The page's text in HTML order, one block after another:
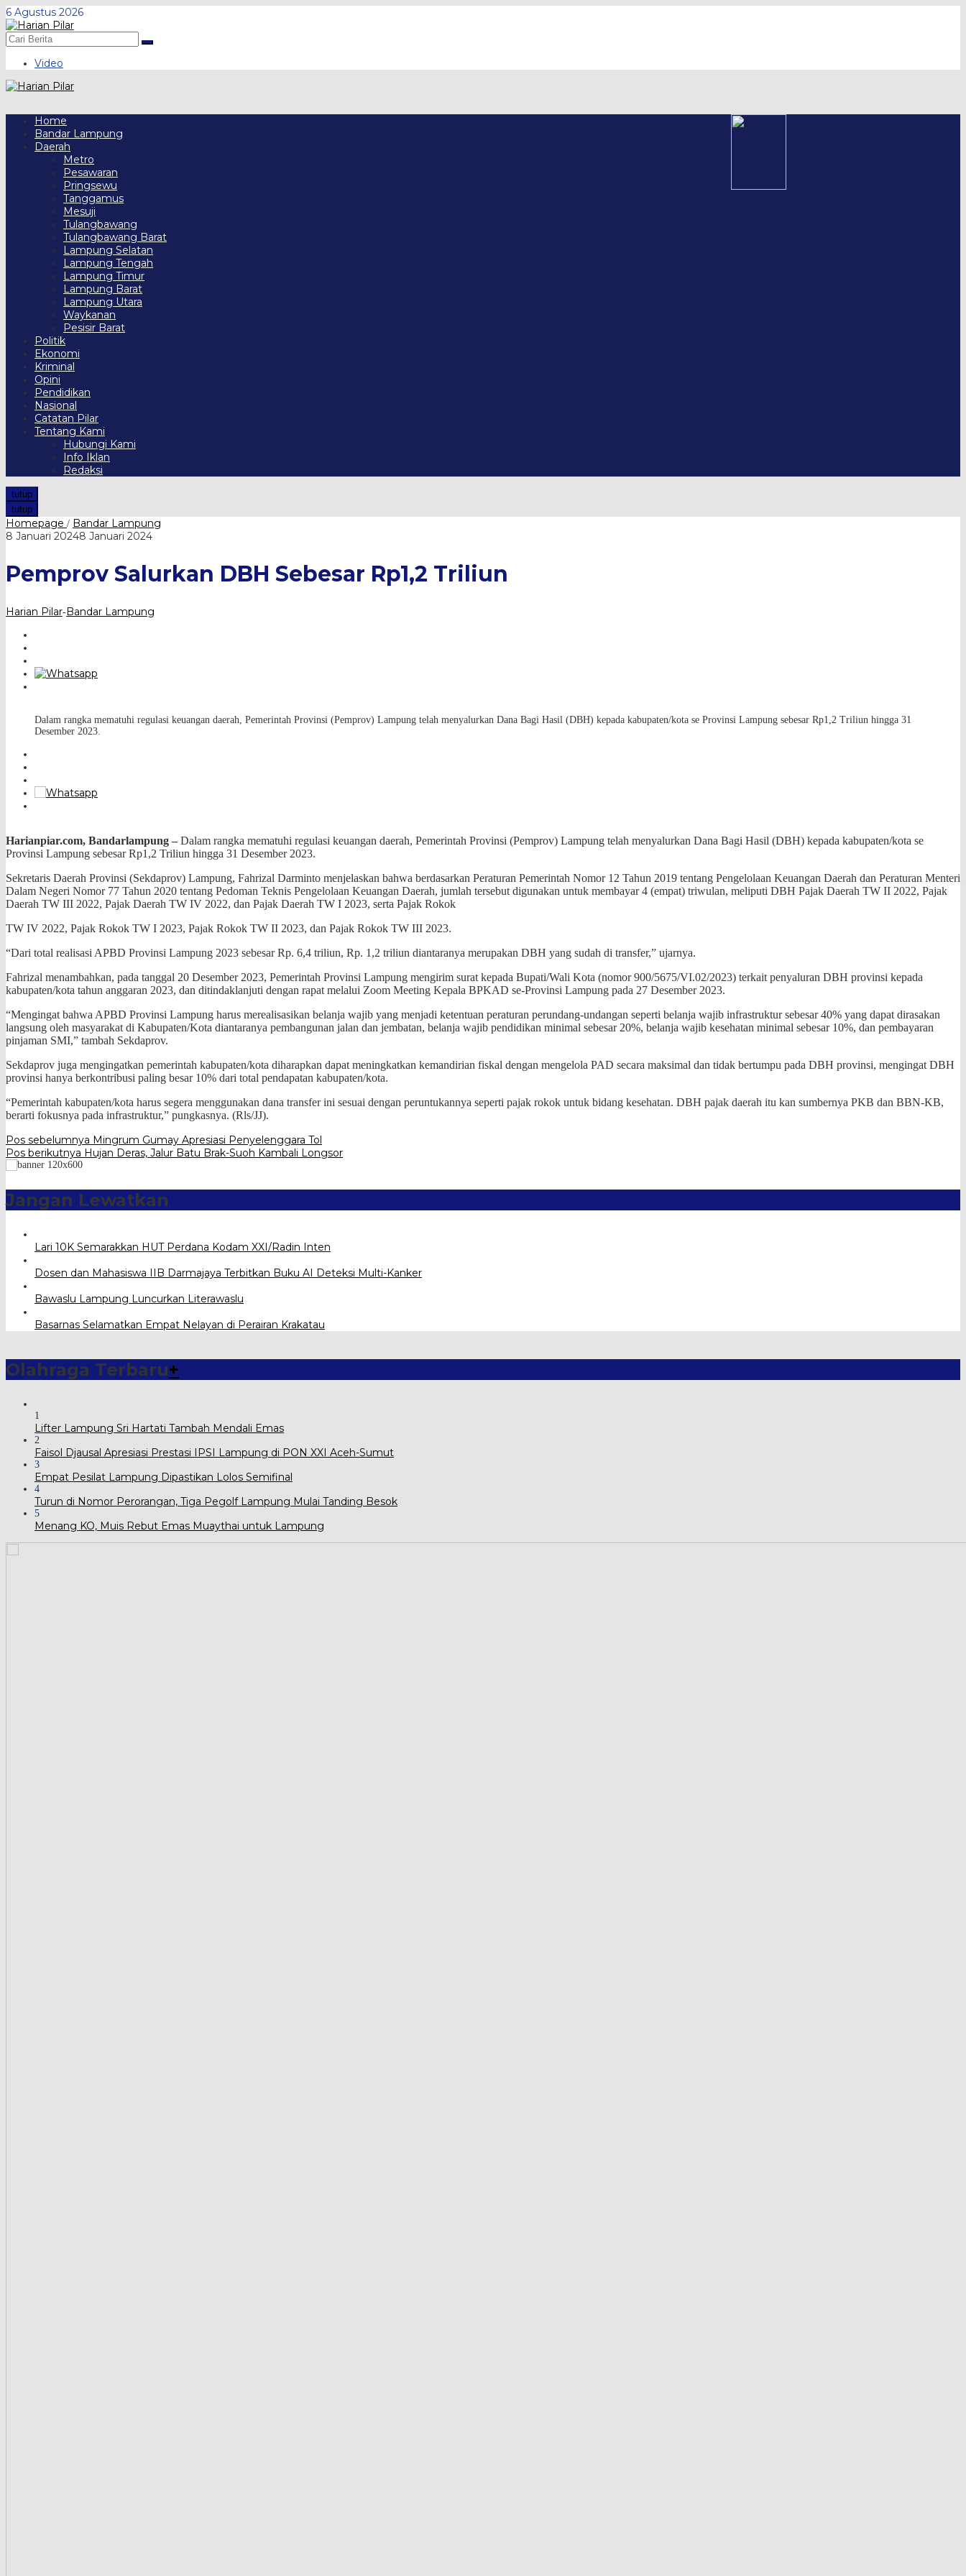
Skip
to
content
6 Agustus 2026
Video
Home
Bandar Lampung
Daerah
Metro
Pesawaran
Pringsewu
Tanggamus
Mesuji
Tulangbawang
Tulangbawang Barat
Lampung Selatan
Lampung Tengah
Lampung Timur
Lampung Barat
Lampung Utara
Waykanan
Pesisir Barat
Politik
Ekonomi
Kriminal
Opini
Pendidikan
Nasional
Catatan Pilar
Tentang Kami
Hubungi Kami
Info Iklan
Redaksi
tutup
tutup
Homepage / Bandar Lampung
Rp1,2
Triliun
8 Januari 20248 Januari 2024oleh
Pemprov Salurkan DBH Sebesar Rp1,2 Triliun
Harian Pilar-Bandar Lampung
Dalam rangka mematuhi regulasi keuangan daerah, Pemerintah Provinsi (Pemprov) Lampung telah menyalurkan Dana Bagi Hasil (DBH) kepada kabupaten/kota se Provinsi Lampung sebesar Rp1,2 Triliun hingga 31
Desember 2023.
Harianpiar.com, Bandarlampung – Dalam rangka mematuhi regulasi keuangan daerah, Pemerintah Provinsi (Pemprov) Lampung telah menyalurkan Dana Bagi Hasil (DBH) kepada kabupaten/kota se
Provinsi Lampung sebesar Rp1,2 Triliun hingga 31 Desember 2023.
Sekretaris Daerah Provinsi (Sekdaprov) Lampung, Fahrizal Darminto menjelaskan bahwa berdasarkan Peraturan Pemerintah Nomor 12 Tahun 2019 tentang Pengelolaan Keuangan Daerah dan Peraturan Menteri
Dalam Negeri Nomor 77 Tahun 2020 tentang Pedoman Teknis Pengelolaan Keuangan Daerah, jumlah tersebut digunakan untuk membayar 4 (empat) triwulan, meliputi DBH Pajak Daerah TW II 2022, Pajak
Daerah TW III 2022, Pajak Daerah TW IV 2022, dan Pajak Daerah TW I 2023, serta Pajak Rokok
TW IV 2022, Pajak Rokok TW I 2023, Pajak Rokok TW II 2023, dan Pajak Rokok TW III 2023.
“Dari total realisasi APBD Provinsi Lampung 2023 sebesar Rp. 6,4 triliun, Rp. 1,2 triliun diantaranya merupakan DBH yang sudah di transfer,” ujarnya.
Fahrizal menambahkan, pada tanggal 20 Desember 2023, Pemerintah Provinsi Lampung mengirim surat kepada Bupati/Wali Kota (nomor 900/5675/VI.02/2023) terkait penyaluran DBH provinsi kepada
kabupaten/kota tahun anggaran 2023, dan ditindaklanjuti dengan rapat melalui Zoom Meeting Kepala BPKAD se-Provinsi Lampung pada 27 Desember 2023.
“Mengingat bahwa APBD Provinsi Lampung harus merealisasikan belanja wajib yang menjadi ketentuan peraturan perundang-undangan seperti belanja wajib infrastruktur sebesar 40% yang dapat dirasakan
langsung oleh masyarakat di Kabupaten/Kota diantaranya pembangunan jalan dan jembatan, belanja wajib pendidikan minimal sebesar 20%, belanja wajib kesehatan minimal sebesar 10%, dan pembayaran
pinjaman SMI,” tambah Sekdaprov.
Sekdaprov juga mengingatkan pemerintah kabupaten/kota diharapkan dapat meningkatkan kemandirian fiskal dengan mengelola PAD secara maksimal dan tidak bertumpu pada DBH provinsi, mengingat DBH
provinsi hanya berkontribusi paling besar 10% dari total pendapatan kabupaten/kota.
“Pemerintah kabupaten/kota harus segera menggunakan dana transfer ini sesuai dengan peruntukannya seperti pajak rokok untuk bidang kesehatan. DBH pajak daerah itu kan sumbernya PKB dan BBN-KB,
berarti fokusnya pada infrastruktur,” pungkasnya. (Rls/JJ).
Navigasi
pos
Pos sebelumnya Mingrum Gumay Apresiasi Penyelenggara Tol
Pos berikutnya Hujan Deras, Jalur Batu Brak-Suoh Kambali Longsor
Jangan Lewatkan
Lari 10K Semarakkan HUT Perdana Kodam XXI/Radin Inten
Dosen dan Mahasiswa IIB Darmajaya Terbitkan Buku AI Deteksi Multi-Kanker
Bawaslu Lampung Luncurkan Literawaslu
Basarnas Selamatkan Empat Nelayan di Perairan Krakatau
Olahraga Terbaru+
1
Lifter Lampung Sri Hartati Tambah Mendali Emas
2
Faisol Djausal Apresiasi Prestasi IPSI Lampung di PON XXI Aceh-Sumut
3
Empat Pesilat Lampung Dipastikan Lolos Semifinal
4
Turun di Nomor Perorangan, Tiga Pegolf Lampung Mulai Tanding Besok
5
Menang KO, Muis Rebut Emas Muaythai untuk Lampung